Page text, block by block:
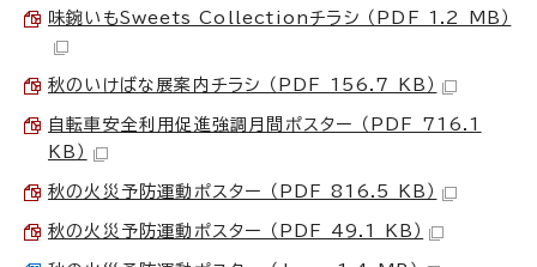
味鋺いもSweets Collectionチラシ （PDF 1.2 MB）
秋のいけばな展案内チラシ （PDF 156.7 KB）
自転車安全利用促進強調月間ポスター （PDF 716.1
KB）
秋の火災予防運動ポスター （PDF 816.5 KB）
秋の火災予防運動ポスター （PDF 49.1 KB）